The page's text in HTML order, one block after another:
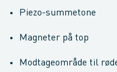
Piezo-summetone
Magneter på top
Modtageområde til